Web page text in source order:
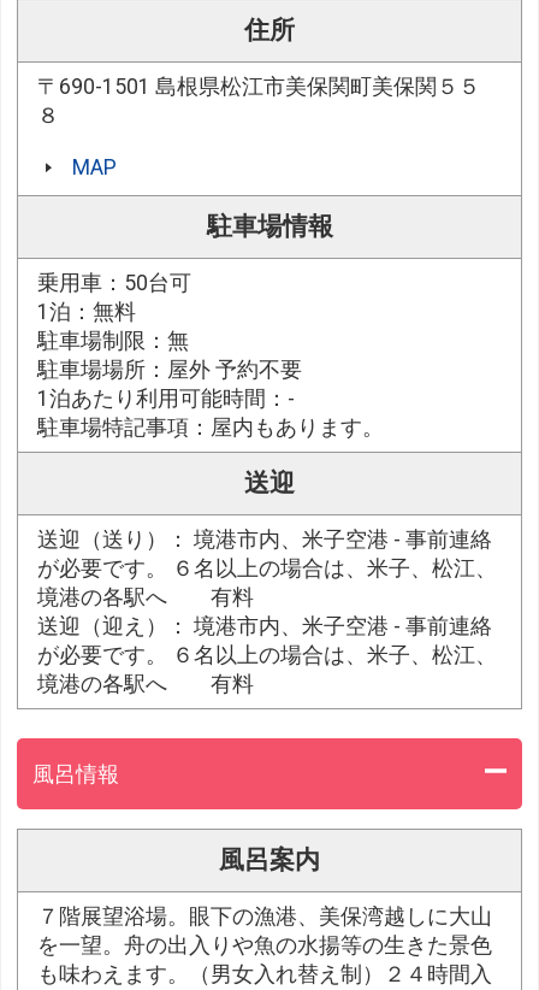
住所
〒690-1501 島根県松江市美保関町美保関５５
８
MAP
駐車場情報
乗用車：50台可
1泊：無料
駐車場制限：無
駐車場場所：屋外 予約不要
1泊あたり利用可能時間：-
駐車場特記事項：屋内もあります。
送迎
送迎（送り）： 境港市内、米子空港 - 事前連絡
が必要です。 ６名以上の場合は、米子、松江、
境港の各駅へ 有料
送迎（迎え）： 境港市内、米子空港 - 事前連絡
が必要です。 ６名以上の場合は、米子、松江、
境港の各駅へ 有料
風呂情報
風呂案内
７階展望浴場。眼下の漁港、美保湾越しに大山
を一望。舟の出入りや魚の水揚等の生きた景色
も味わえます。（男女入れ替え制）２４時間入